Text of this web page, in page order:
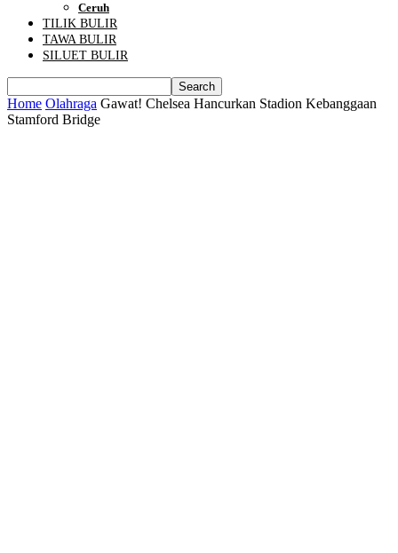
Ceruh
TILIK BULIR
TAWA BULIR
SILUET BULIR
Home Olahraga Gawat! Chelsea Hancurkan Stadion Kebanggaan
Stamford Bridge